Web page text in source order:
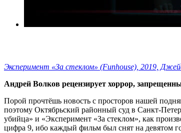
Эксперимент «За стеклом» (Funhouse), 2019,
Андрей Волков рецензирует хоррор,
Порой прочтёшь новость с просторов нашей
поэтому Октябрьский районный суд в Санкт-
убийца» и «Эксперимент «За стеклом», как
цифра 9, ибо каждый фильм был снят на девятом